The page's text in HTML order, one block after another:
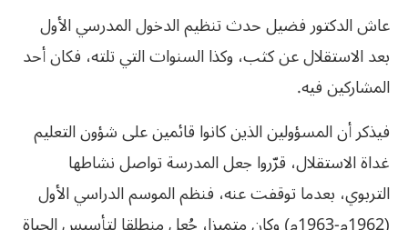
عاش الدكتور فضيل حدث تنظيم الدخول المدرسي الأول
بعد الاستقلال عن كثب، وكذا السنوات التي تلته، فكان أحد
المشاركين فيه.
فيذكر أن المسؤولين الذين كانوا قائمين على شؤون التعليم
غداة الاستقلال، قرّروا جعل المدرسة تواصل نشاطها
التربوي، بعدما توقفت عنه، فنظم الموسم الدراسي الأول